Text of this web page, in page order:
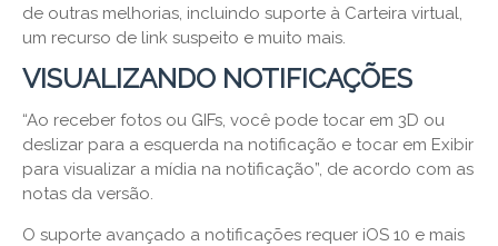
de outras melhorias, incluindo suporte à Carteira virtual,
um recurso de link suspeito e muito mais.
VISUALIZANDO NOTIFICAÇÕES
“Ao receber fotos ou GIFs, você pode tocar em 3D ou
deslizar para a esquerda na notificação e tocar em Exibir
para visualizar a mídia na notificação”, de acordo com as
notas da versão.
O suporte avançado a notificações requer iOS 10 e mais